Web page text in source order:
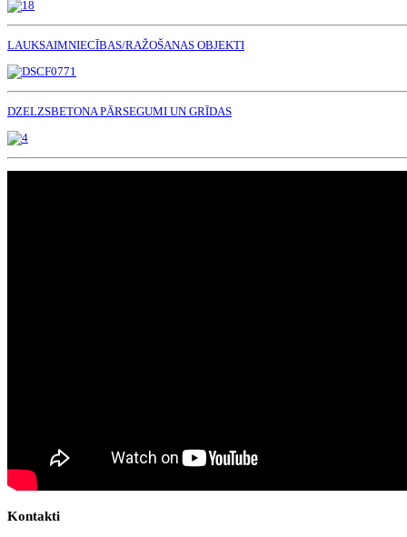
LAUKSAIMNIECĪBAS/RAŽOŠANAS OBJEKTI
DZELZSBETONA PĀRSEGUMI UN GRĪDAS
Kontakti